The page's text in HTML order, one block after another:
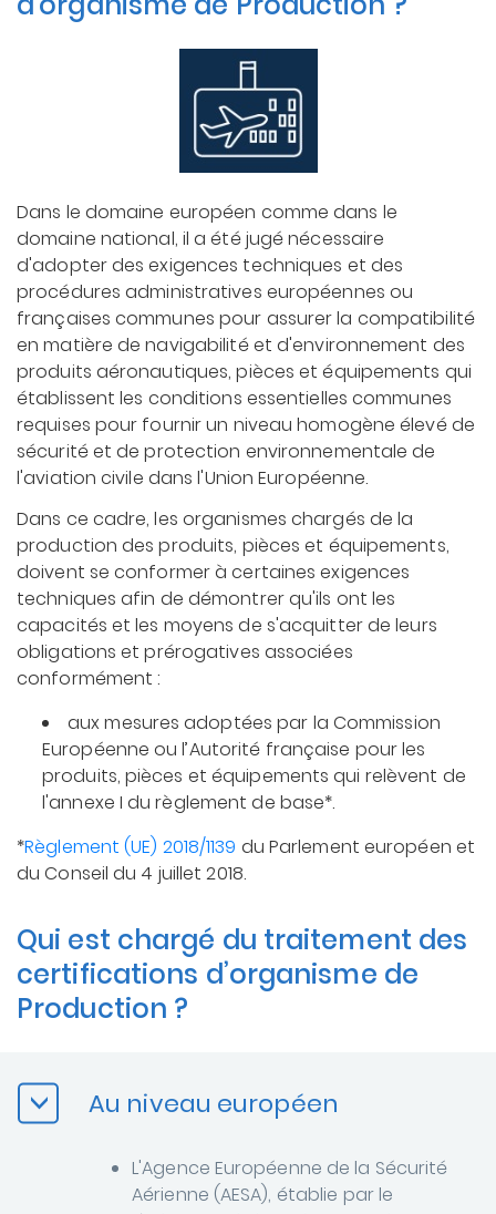
Dans le domaine européen comme dans le
domaine national, il a été jugé nécessaire
d'adopter des exigences techniques et des
procédures administratives européennes ou
françaises communes pour assurer la compatibilité
en matière de navigabilité et d'environnement des
produits aéronautiques, pièces et équipements qui
établissent les conditions essentielles communes
requises pour fournir un niveau homogène élevé de
sécurité et de protection environnementale de
l'aviation civile dans l'Union Européenne.
Dans ce cadre, les organismes chargés de la
production des produits, pièces et équipements,
doivent se conformer à certaines exigences
techniques afin de démontrer qu'ils ont les
capacités et les moyens de s'acquitter de leurs
obligations et prérogatives associées
conformément :
aux mesures adoptées par la Commission
Européenne ou l’Autorité française pour les
produits, pièces et équipements qui relèvent de
l'annexe I du règlement de base*.
*Règlement (UE) 2018/1139 du Parlement européen et
du Conseil du 4 juillet 2018.
Qui est chargé du traitement des
certifications d’organisme de
Production ?
Au niveau européen
L'Agence Européenne de la Sécurité
Aérienne (AESA), établie par le